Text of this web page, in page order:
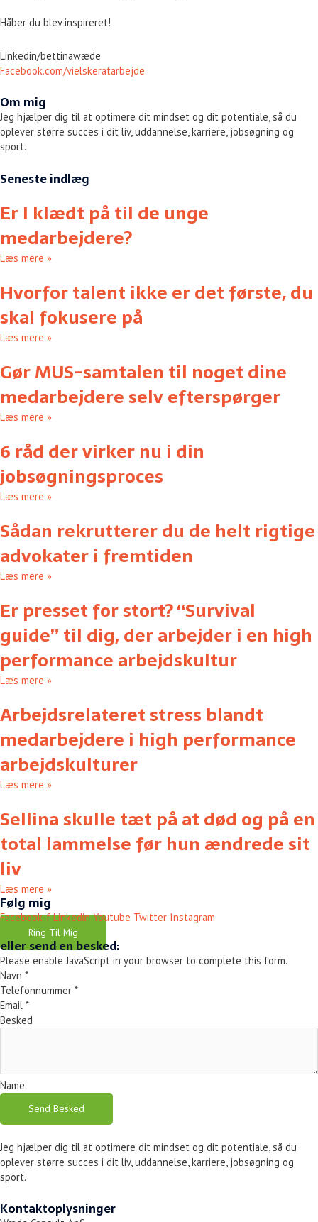
Håber du blev inspireret!
Linkedin/bettinawæde
Facebook.com/vielskeratarbejde
Om mig
Jeg hjælper dig til at optimere dit mindset og dit potentiale, så du
oplever større succes i dit liv, uddannelse, karriere, jobsøgning og
sport.
Seneste indlæg
Er I klædt på til de unge
medarbejdere?
Læs mere »
Hvorfor talent ikke er det første, du
skal fokusere på
Læs mere »
Gør MUS-samtalen til noget dine
medarbejdere selv efterspørger
Læs mere »
6 råd der virker nu i din
jobsøgningsproces
Læs mere »
Sådan rekrutterer du de helt rigtige
advokater i fremtiden
Læs mere »
Er presset for stort? “Survival
guide” til dig, der arbejder i en high
performance arbejdskultur
Læs mere »
Arbejdsrelateret stress blandt
medarbejdere i high performance
arbejdskulturer
Læs mere »
Sellina skulle tæt på at død og på en
total lammelse før hun ændrede sit
liv
Læs mere »
Følg mig
Facebook-f Linkedin Youtube Twitter Instagram
Ring Til Mig
eller send en besked:
Please enable JavaScript in your browser to complete this form.
Navn *
Telefonnummer *
Email *
Besked
Name
Send Besked
Jeg hjælper dig til at optimere dit mindset og dit potentiale, så du
oplever større succes i dit liv, uddannelse, karriere, jobsøgning og
sport.
Kontaktoplysninger